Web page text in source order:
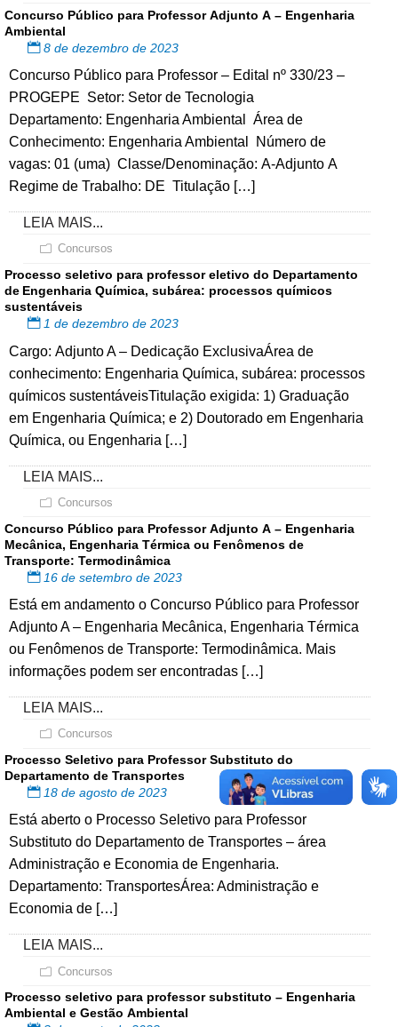
Concurso Público para Professor Adjunto A – Engenharia
Ambiental
8 de dezembro de 2023
Concurso Público para Professor – Edital nº 330/23 –
PROGEPE Setor: Setor de Tecnologia
Departamento: Engenharia Ambiental Área de
Conhecimento: Engenharia Ambiental Número de
vagas: 01 (uma) Classe/Denominação: A-Adjunto A
Regime de Trabalho: DE Titulação […]
LEIA MAIS...
Concursos
Processo seletivo para professor eletivo do Departamento
de Engenharia Química, subárea: processos químicos
sustentáveis
1 de dezembro de 2023
Cargo: Adjunto A – Dedicação ExclusivaÁrea de
conhecimento: Engenharia Química, subárea: processos
químicos sustentáveisTitulação exigida: 1) Graduação
em Engenharia Química; e 2) Doutorado em Engenharia
Química, ou Engenharia […]
LEIA MAIS...
Concursos
Concurso Público para Professor Adjunto A – Engenharia
Mecânica, Engenharia Térmica ou Fenômenos de
Transporte: Termodinâmica
16 de setembro de 2023
Está em andamento o Concurso Público para Professor
Adjunto A – Engenharia Mecânica, Engenharia Térmica
ou Fenômenos de Transporte: Termodinâmica. Mais
informações podem ser encontradas […]
LEIA MAIS...
Concursos
Processo Seletivo para Professor Substituto do
Departamento de Transportes
18 de agosto de 2023
Está aberto o Processo Seletivo para Professor
Substituto do Departamento de Transportes – área
Administração e Economia de Engenharia.
Departamento: TransportesÁrea: Administração e
Economia de […]
LEIA MAIS...
Concursos
Processo seletivo para professor substituto – Engenharia
Ambiental e Gestão Ambiental